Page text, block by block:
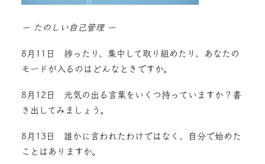
ー たのしい自己管理 ー
8月11日 捗ったり、集中して取り組めたり、あなたの
モードが入るのはどんなときですか。
8月12日 元気の出る言葉をいくつ持っていますか？書
き出してみましょう。
8月13日 誰かに言われたわけではなく、自分で始めた
ことはありますか。